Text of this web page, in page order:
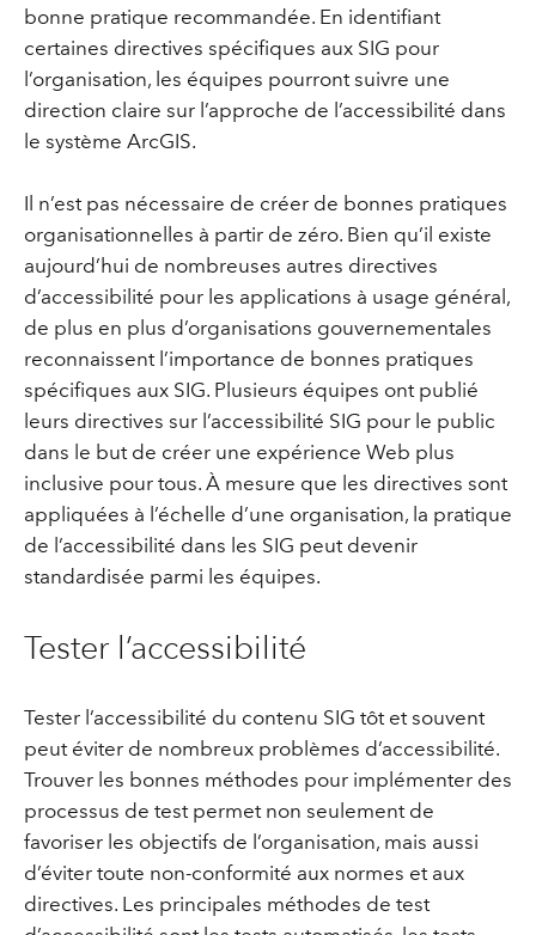
bonne pratique recommandée. En identifiant
certaines directives spécifiques aux SIG pour
l’organisation, les équipes pourront suivre une
direction claire sur l’approche de l’accessibilité dans
le système ArcGIS.
Il n’est pas nécessaire de créer de bonnes pratiques
organisationnelles à partir de zéro. Bien qu’il existe
aujourd’hui de nombreuses autres directives
d’accessibilité pour les applications à usage général,
de plus en plus d’organisations gouvernementales
reconnaissent l’importance de bonnes pratiques
spécifiques aux SIG. Plusieurs équipes ont publié
leurs directives sur l’accessibilité SIG pour le public
dans le but de créer une expérience Web plus
inclusive pour tous. À mesure que les directives sont
appliquées à l’échelle d’une organisation, la pratique
de l’accessibilité dans les SIG peut devenir
standardisée parmi les équipes.
Tester l’accessibilité
Tester l’accessibilité du contenu SIG tôt et souvent
peut éviter de nombreux problèmes d’accessibilité.
Trouver les bonnes méthodes pour implémenter des
processus de test permet non seulement de
favoriser les objectifs de l’organisation, mais aussi
d’éviter toute non-conformité aux normes et aux
directives. Les principales méthodes de test